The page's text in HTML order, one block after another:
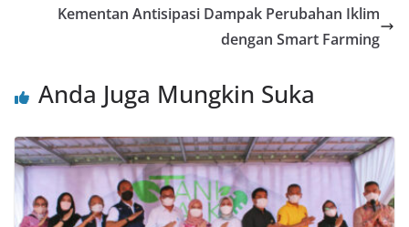
Kementan Antisipasi Dampak Perubahan Iklim
dengan Smart Farming
Anda Juga Mungkin Suka